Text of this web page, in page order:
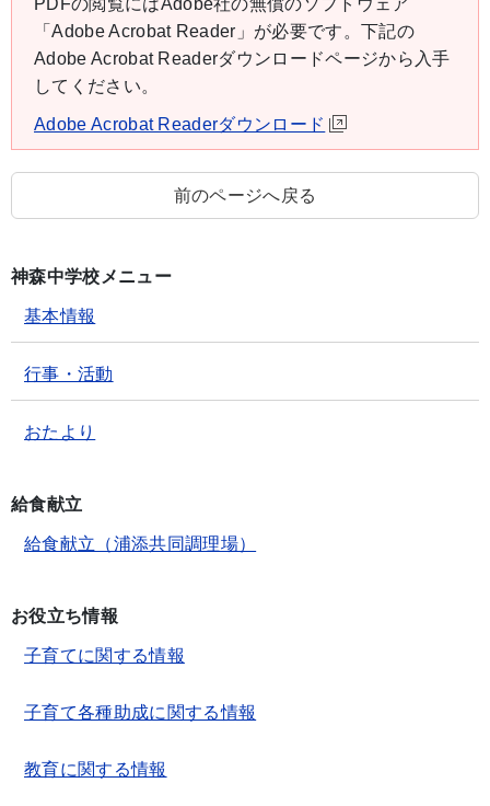
「Adobe Acrobat Reader」が必要です。下記の
Adobe Acrobat Readerダウンロードページから入手
してください。
Adobe Acrobat Readerダウンロード
前のページへ戻る
神森中学校メニュー
基本情報
行事・活動
おたより
給食献立
給食献立（浦添共同調理場）
お役立ち情報
子育てに関する情報
子育て各種助成に関する情報
教育に関する情報